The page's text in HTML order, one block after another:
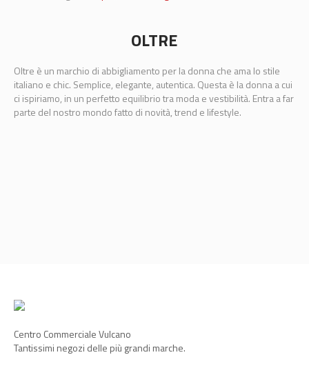
OLTRE
Oltre è un marchio di abbigliamento per la donna che ama lo stile
italiano e chic. Semplice, elegante, autentica. Questa è la donna a cui
ci ispiriamo, in un perfetto equilibrio tra moda e vestibilità. Entra a far
parte del nostro mondo fatto di novità, trend e lifestyle.
Centro Commerciale Vulcano
Tantissimi negozi delle più grandi marche.